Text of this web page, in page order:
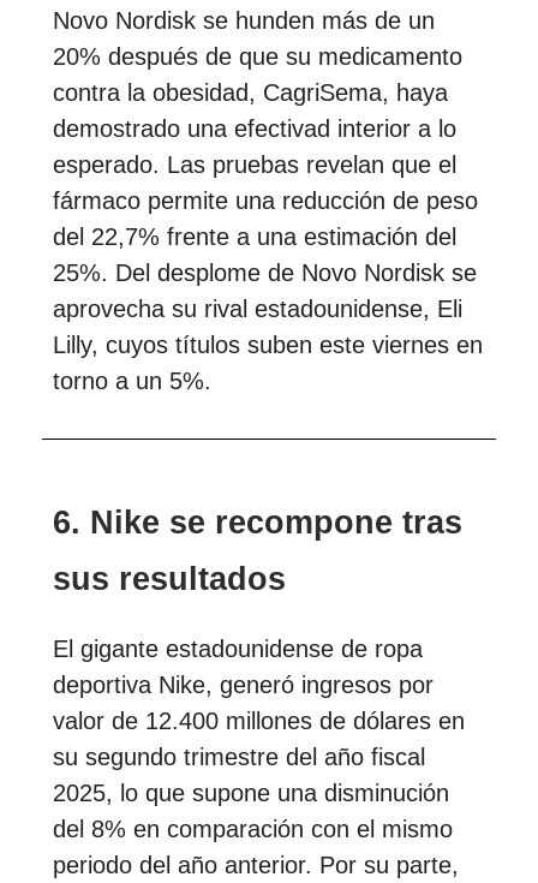
Novo Nordisk se hunden más de un
20% después de que su medicamento
contra la obesidad, CagriSema, haya
demostrado una efectivad interior a lo
esperado. Las pruebas revelan que el
fármaco permite una reducción de peso
del 22,7% frente a una estimación del
25%. Del desplome de Novo Nordisk se
aprovecha su rival estadounidense, Eli
Lilly, cuyos títulos suben este viernes en
torno a un 5%.
6. Nike se recompone tras
sus resultados
El gigante estadounidense de ropa
deportiva Nike, generó ingresos por
valor de 12.400 millones de dólares en
su segundo trimestre del año fiscal
2025, lo que supone una disminución
del 8% en comparación con el mismo
periodo del año anterior. Por su parte,